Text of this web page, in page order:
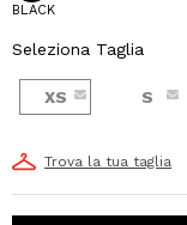
BLACK
Seleziona Taglia
XS S
Trova la tua taglia